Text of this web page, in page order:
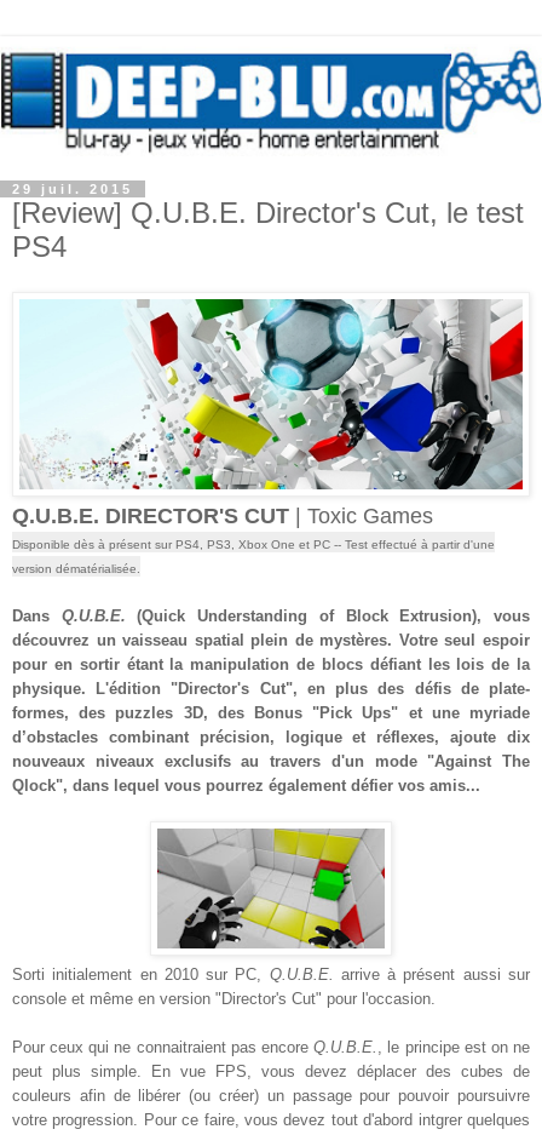
29 juil. 2015
[Review] Q.U.B.E. Director's Cut, le test
PS4
Q.U.B.E. DIRECTOR'S CUT | Toxic Games
Disponible dès à présent sur PS4, PS3 , Xbox One et PC -- Test effectué à partir d'une
version dématérialisée
Dans Q.U.B.E. (Quick Understanding of Block Extrusion), vous
découvrez un vaisseau spatial plein de mystères. Votre seul espoir
pour en sortir étant la manipulation de blocs défiant les lois de la
physique. L'édition "Director's Cut", en plus des défis de plate-
formes, des puzzles 3D, des Bonus "Pick Ups" et une myriade
d’obstacles combinant précision, logique et réflexes, ajoute dix
nouveaux niveaux exclusifs au travers d'un mode "Against The
Qlock", dans lequel vous pourrez également défier vos amis...
Sorti initialement en 2010 sur PC, Q.U.B.E.
arrive à présent aussi sur
console et même en version "Director's Cut" pour l'occasion.
Pour ceux qui ne connaitraient pas encoreQ.U.B.E.
, le principe est on ne
peut plus simple. En vue FPS, vous devez déplacer des cubes de
couleurs afin de libérer (ou créer) un passage pour pouvoir poursuivre
votre progression. Pour ce faire, vous devez tout d'abord intgrer quelques